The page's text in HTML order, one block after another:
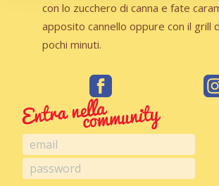
con lo zucchero di canna e fate
apposito cannello oppure con il grill
pochi minuti.